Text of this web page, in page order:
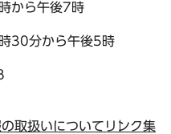
から午後7時
30分から午後5時
取扱いについて リンク集